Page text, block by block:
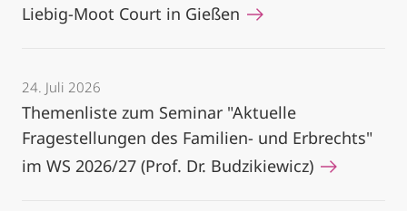
Liebig-Moot Court in Gießen
24. Juli 2026
Themenliste zum Seminar "Aktuelle
Fragestellungen des Familien- und Erbrechts"
im WS 2026/27 (Prof. Dr. Budzikiewicz)